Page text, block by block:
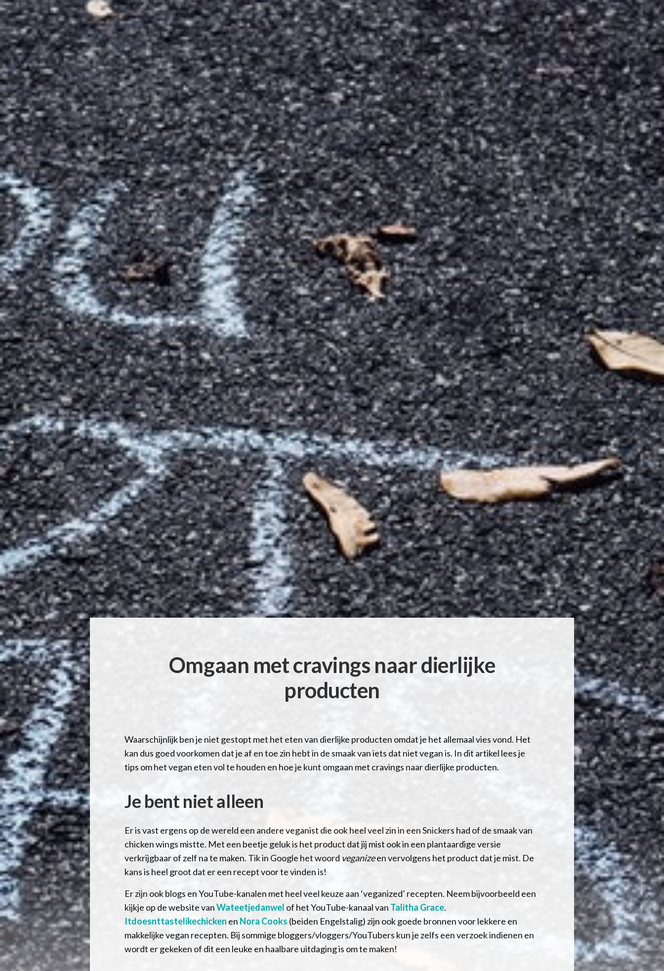
Omgaan met cravings naar dierlijke
producten
Waarschijnlijk ben je niet gestopt met het eten van dierlijke producten omdat je het allemaal vies vond. Het
kan dus goed voorkomen dat je af en toe zin hebt in de smaak van iets dat niet vegan is. In dit artikel lees je
tips om het vegan eten vol te houden en hoe je kunt omgaan met cravings naar dierlijke producten.
Je bent niet alleen
Er is vast ergens op de wereld een andere veganist die ook heel veel zin in een Snickers had of de smaak van
chicken wings mistte. Met een beetje geluk is het product dat jij mist ook in een plantaardige versie
verkrijgbaar of zelf na te maken. Tik in Google het woord veganizeen vervolgens het product dat je mist. De
kans is heel groot dat er een recept voor te vinden is!
Er zijn ook blogs en YouTube-kanalen met heel veel keuze aan ‘veganized’ recepten. Neem bijvoorbeeld een
kijkje op de website vanWateetjedanwel of het YouTube-kanaal van Talitha Grace.
Itdoesnttastelikechicken en Nora Cooks (beiden Engelstalig) zijn ook goede bronnen voor lekkere en
makkelijke vegan recepten. Bij sommige bloggers/vloggers/YouTubers kun je zelfs een verzoek indienen en
wordt er gekeken of dit een leuke en haalbare uitdaging is om te maken!